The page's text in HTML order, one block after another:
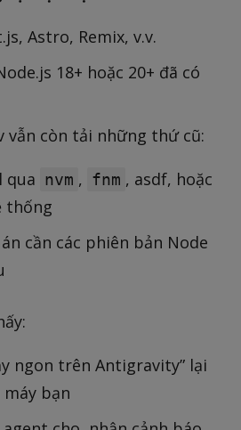
Astro, Remix, v.v.
18+ hoặc 20+ đã có
vẫn còn tải những thứ cũ:
qua nvm , fnm , asdf, hoặc
thống
cần các phiên bản Node
ngon trên Antigravity” lại
bạn